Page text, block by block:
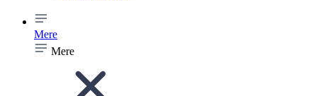
Mere
Mere